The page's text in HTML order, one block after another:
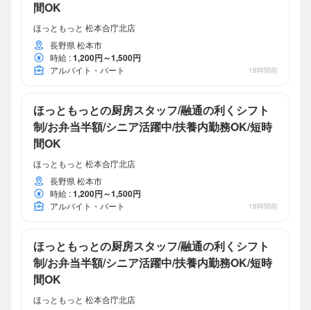
間OK
ほっともっと 松本合庁北店
長野県 松本市
時給 :1,200円～1,500円
アルバイト・パート 18時間前
ほっともっとの厨房スタッフ/融通の利くシフト
制/お弁当半額/シニア活躍中/扶養内勤務OK/短時
間OK
ほっともっと 松本合庁北店
長野県 松本市
時給 :1,200円～1,500円
アルバイト・パート 18時間前
ほっともっとの厨房スタッフ/融通の利くシフト
制/お弁当半額/シニア活躍中/扶養内勤務OK/短時
間OK
ほっともっと 松本合庁北店